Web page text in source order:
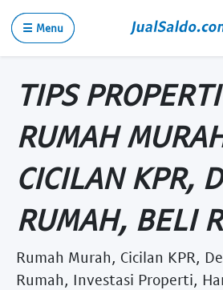
☰ Menu
TIPS
RUMAH
CICILAN KPR,
RUMAH, BELI
Rumah Murah, Cicilan KPR,
Rumah, Investasi Properti,